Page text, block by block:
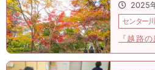
2025
センター